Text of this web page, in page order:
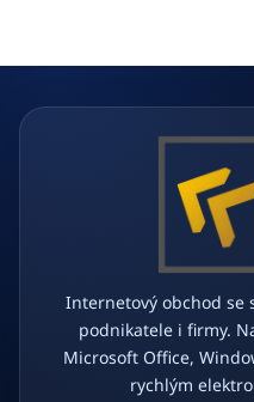
Internetový obchod se
podnikatele i firmy.
Microsoft Office,
rychlým